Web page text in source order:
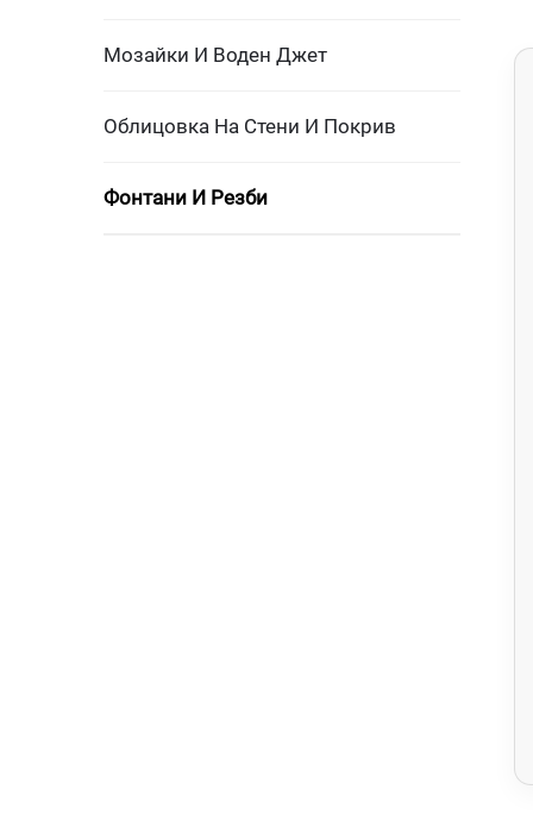
Мозайки И Воден Джет
Облицовка На Стени И Покрив
Фонтани И Резби